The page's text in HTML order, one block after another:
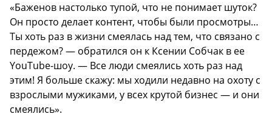
«Баженов настолько тупой, что не понимает шуток?
Он просто делает контент, чтобы были просмотры…
Ты хоть раз в жизни смеялась над тем, что связано с
пердежом? — обратился он к Ксении Собчак в ее
YouTube-шоу. — Все люди смеялись хоть раз над
этим! Я больше скажу: мы ходили недавно на охоту с
взрослыми мужиками, у всех крутой бизнес — и они
смеялись».